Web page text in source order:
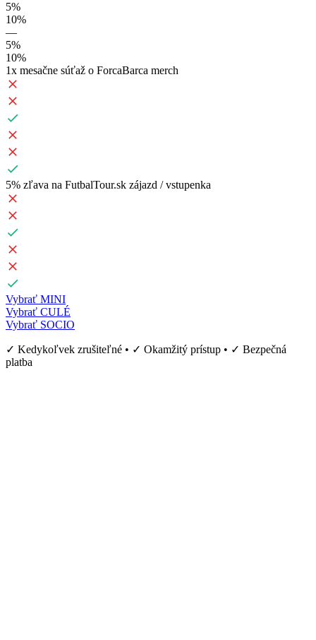
5%
10%
—
5%
10%
1x mesačne súťaž o ForcaBarca merch
5% zľava na FutbalTour.sk zájazd / vstupenka
Vybrať MINI
Vybrať CULÉ
Vybrať SOCIO
✓ Kedykoľvek zrušiteľné • ✓ Okamžitý prístup • ✓ Bezpečná
platba